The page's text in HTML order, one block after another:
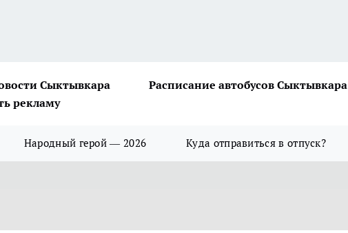
Сыктывкара Расписание автобусов Сыктывкара
рекламу
Народный герой — 2026 Куда отправиться в отпуск?